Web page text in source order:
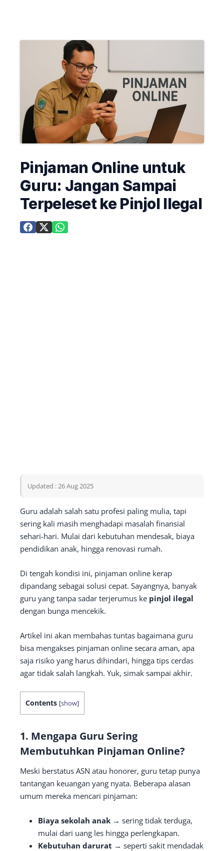
Pinjaman Online untuk
Guru: Jangan Sampai
Terpeleset ke Pinjol Ilegal
Updated : 26 Aug 2025
Guru adalah salah satu profesi paling mulia, tapi
sering kali masih menghadapi masalah finansial
sehari-hari. Mulai dari kebutuhan mendesak, biaya
pendidikan anak, hingga renovasi rumah.
Di tengah kondisi ini, pinjaman online kerap
dipandang sebagai solusi cepat. Sayangnya, banyak
guru yang tanpa sadar terjerumus ke pinjol ilegal
dengan bunga mencekik.
Artikel ini akan membahas tuntas bagaimana guru
bisa mengakses pinjaman online secara aman, apa
saja risiko yang harus dihindari, hingga tips cerdas
agar tidak salah langkah. Yuk, simak sampai akhir.
Contents [show]
1. Mengapa Guru Sering
Membutuhkan Pinjaman Online?
Meski berstatus ASN atau honorer, guru tetap punya
tantangan keuangan yang nyata. Beberapa alasan
umum mereka mencari pinjaman:
Biaya sekolah anak → sering tidak terduga,
mulai dari uang les hingga perlengkapan.
Kebutuhan darurat → seperti sakit mendadak